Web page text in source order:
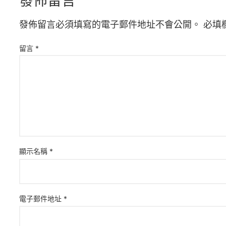
發佈留言必須填寫的電子郵件地址不會公開。 必填
留言 *
顯示名稱 *
電子郵件地址 *